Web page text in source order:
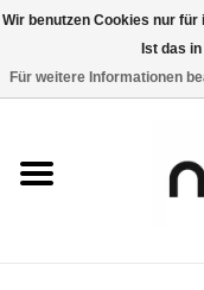
Damen
Wir benutzen Cookies nur
Ist das
Für weitere Informationen